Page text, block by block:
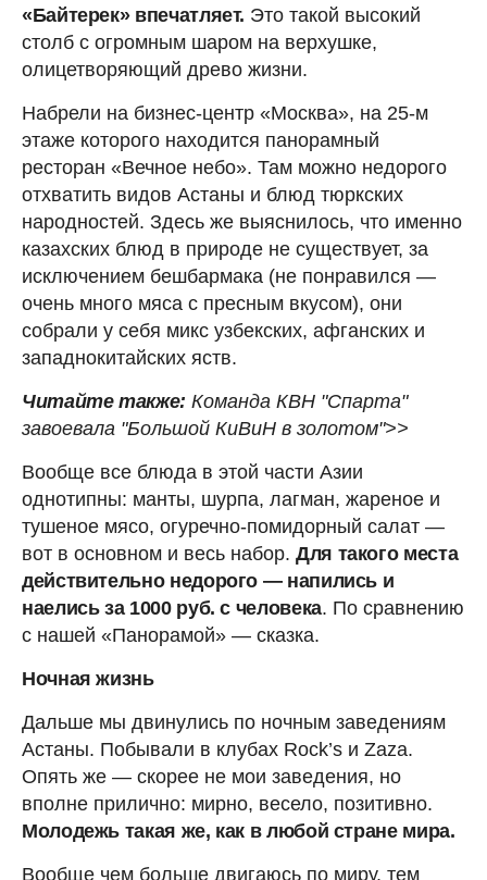
«Байтерек» впечатляет. Это такой высокий
столб с огромным шаром на верхушке,
олицетворяющий древо жизни.
Набрели на бизнес-центр «Москва», на 25-м
этаже которого находится панорамный
ресторан «Вечное небо». Там можно недорого
отхватить видов Астаны и блюд тюркских
народностей. Здесь же выяснилось, что именно
казахских блюд в природе не существует, за
исключением бешбармака (не понравился —
очень много мяса с пресным вкусом), они
собрали у себя микс узбекских, афганских и
западнокитайских яств.
Читайте также: Команда КВН "Спарта"
завоевала "Большой КиВиН в золотом">>
Вообще все блюда в этой части Азии
однотипны: манты, шурпа, лагман, жареное и
тушеное мясо, огуречно-помидорный салат —
вот в основном и весь набор. Для такого места
действительно недорого — напились и
наелись за 1000 руб. с человека. По сравнению
с нашей «Панорамой» — сказка.
Ночная жизнь
Дальше мы двинулись по ночным заведениям
Астаны. Побывали в клубах Rock’s и Zaza.
Опять же — скорее не мои заведения, но
вполне прилично: мирно, весело, позитивно.
Молодежь такая же, как в любой стране мира.
Вообще чем больше двигаюсь по миру, тем